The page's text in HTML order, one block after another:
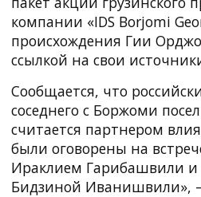
компании «IDS Borjomi
происхождения Гии
ссылкой на свои
Сообщается, что
соседнего с Боржоми
считается партнером
были оговорены на
Ираклием Гарибашвили и
Бидзиной Иванишвили»,